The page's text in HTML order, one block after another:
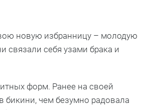
новую избранницу – молодую
связали себя узами брака и
форм. Ранее на своей
бикини, чем безумно радовала